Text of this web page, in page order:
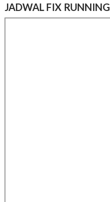
JADWAL FIX RUNNING